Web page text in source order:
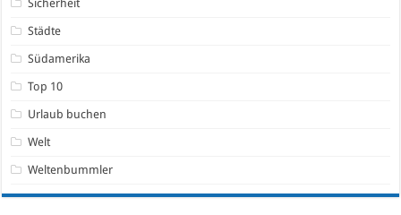
Sicherheit
Städte
Südamerika
Top 10
Urlaub buchen
Welt
Weltenbummler